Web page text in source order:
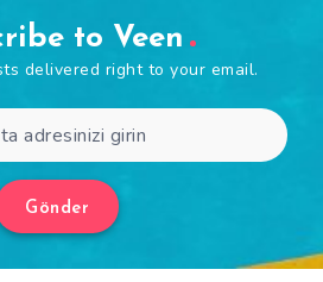
to Veen
delivered right to your email.
Gönder